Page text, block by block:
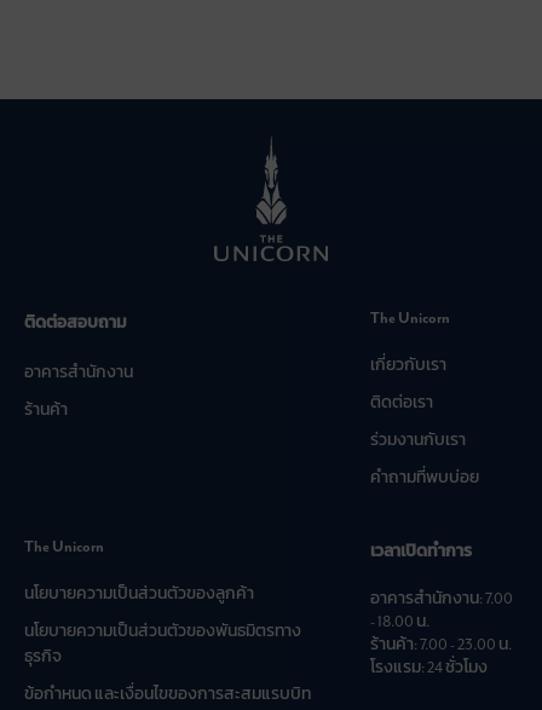
ติดต่อสอบถาม
อาคารสำนักงาน
ร้านค้า
The Unicorn
เกี่ยวกับเรา
ติดต่อเรา
ร่วมงานกับเรา
คำถามที่พบบ่อย
The Unicorn
นโยบายความเป็นส่วนตัวของลูกค้า
นโยบายความเป็นส่วนตัวของพันธมิตรทาง
ธุรกิจ
ข้อกำหนด และเงื่อนไขของการสะสมแรบบิท
เวลาเปิดทำการ
อาคารสำนักงาน: 7.00
- 18.00 น.
ร้านค้า: 7.00 - 23.00 น.
โรงแรม: 24 ชั่วโมง